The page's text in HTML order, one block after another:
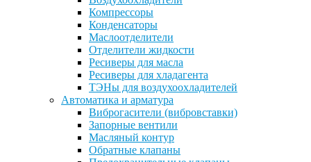
Компрессоры
Конденсаторы
Маслоотделители
Отделители жидкости
Ресиверы для масла
Ресиверы для хладагента
ТЭНы для воздухоохладителей
Автоматика и арматура
Виброгасители (вибровставки)
Запорные вентили
Масляный контур
Обратные клапаны